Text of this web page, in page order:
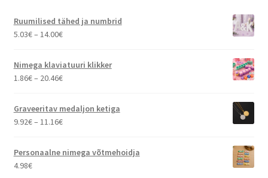
Ruumilised tähed ja numbrid
5.03€– 14.00€Hinnavahemik:
kuni
14.00€
Nimega klaviatuuri klikker
1.86€– 20.46€Hinnavahemik:
kuni
20.46€
Graveeritav medaljon ketiga
9.92€– 11.16€Hinnavahemik:
kuni
11.16€
Personaalne nimega võtmehoidja
4.98€